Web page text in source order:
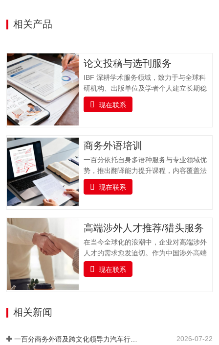
相关产品
论文投稿与选刊服务
IBF 深耕学术服务领域，致力于与全球科
研机构、出版单位及学者个人建立长期稳
固的合作关系，打造集学术交流、资源整
合与专业支持于一体的科研服务平台。我
核心，提供全流程学术支持，同时实时跟
踪科研前沿，推送更新科研动态资讯并提
供文献检索服务，助力科研工作者高效获
取关键信息，加速学术成果转化与发表。
一、全流程支持：专业投稿指导服务从论
文提交到最终录用，我们全程陪伴，以专
前准备指导协助作者完成投稿前的各项准
备工作，包括论文格式调整（…
现在联系
商务外语培训
一百分依托自身多语种服务与专业领域优
势，推出翻译能力提升课程，内容覆盖法
律、金融、医疗、交通运输、专业技术、
教育等多个专业领域，支持多种语言的培
面提升语言实战技能，培养具备扎实语言
基础、跨文化沟通能力与专业领域知识的
复合型翻译人才，助力企业国际化发展与
行业人才队伍建设。一百分提供全面的、
系统的雅思及俄语（ТРКИ）、日语
（JLPT）、韩语（TOPIK）、法语
现在联系
高端涉外人才推荐/猎头服务
在当今全球化的浪潮中，企业对高端涉外
人才的需求愈发迫切。作为中国涉外高端
人才猎头的标杆品牌，一百分凭借精准对
接国内外高端人才与企业需求，凭借敏锐
又深谙专业领域的高端复合型人才。通过
现在联系
相关新闻
2026-07-22